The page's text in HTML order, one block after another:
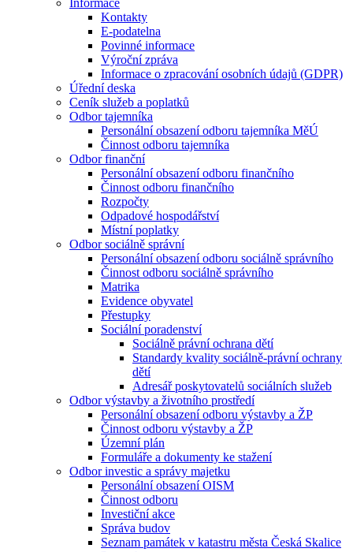
Informace
Kontakty
E-podatelna
Povinné informace
Výroční zpráva
Informace o zpracování osobních údajů (GDPR)
Úřední deska
Ceník služeb a poplatků
Odbor tajemníka
Personální obsazení odboru tajemníka MěÚ
Činnost odboru tajemníka
Odbor finanční
Personální obsazení odboru finančního
Činnost odboru finančního
Rozpočty
Odpadové hospodářství
Místní poplatky
Odbor sociálně správní
Personální obsazení odboru sociálně správního
Činnost odboru sociálně správního
Matrika
Evidence obyvatel
Přestupky
Sociální poradenství
Sociálně právní ochrana dětí
Standardy kvality sociálně-právní ochrany
dětí
Adresář poskytovatelů sociálních služeb
Odbor výstavby a životního prostředí
Personální obsazení odboru výstavby a ŽP
Činnost odboru výstavby a ŽP
Územní plán
Formuláře a dokumenty ke stažení
Odbor investic a správy majetku
Personální obsazení OISM
Činnost odboru
Investiční akce
Správa budov
Seznam památek v katastru města Česká Skalice